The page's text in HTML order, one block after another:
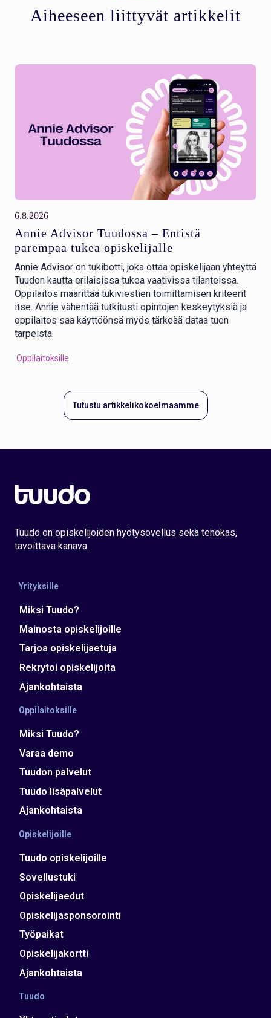
Aiheeseen liittyvät artikkelit
Annie Advisor Tuudossa – Entistä
parempaa tukea opiskelijalle
6.8.2026
Annie Advisor on tukibotti, joka ottaa opiskelijaan yhteyttä
Tuudon kautta erilaisissa tukea vaativissa tilanteissa.
Oppilaitos määrittää tukiviestien toimittamisen kriteerit
itse. Annie vähentää tutkitusti opintojen keskeytyksiä ja
oppilaitos saa käyttöönsä myös tärkeää dataa tuen
tarpeista.
Oppilaitoksille
Tutustu artikkelikokoelmaamme
Tuudo on opiskelijoiden hyötysovellus sekä tehokas,
tavoittava kanava.
Yrityksille
Miksi Tuudo?
Mainosta opiskelijoille
Tarjoa opiskelijaetuja
Rekrytoi opiskelijoita
Ajankohtaista
Oppilaitoksille
Miksi Tuudo?
Varaa demo
Tuudon palvelut
Tuudo lisäpalvelut
Ajankohtaista
Opiskelijoille
Tuudo opiskelijoille
Sovellustuki
Opiskelijaedut
Opiskelijasponsorointi
Työpaikat
Opiskelijakortti
Ajankohtaista
Tuudo